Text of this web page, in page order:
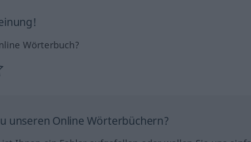
Wörterbuch?
unseren Online Wörterbüchern?